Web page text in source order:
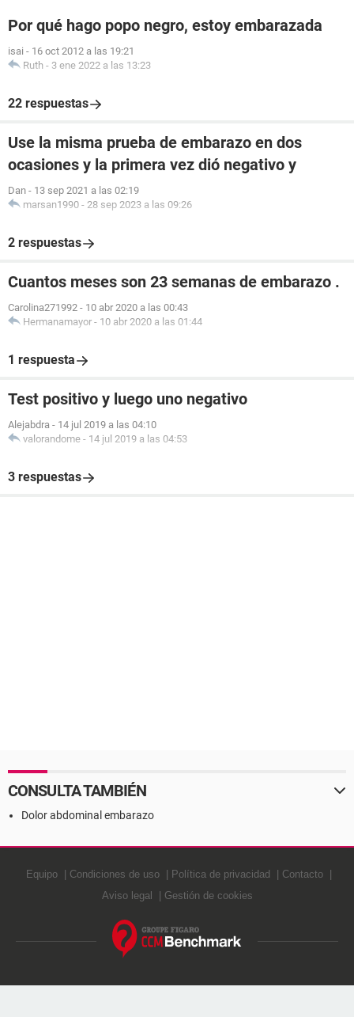
Por qué hago popo negro, estoy embarazada
isai - 16 oct 2012 a las 19:21
Ruth - 3 ene 2022 a las 13:23
22 respuestas
Use la misma prueba de embarazo en dos
ocasiones y la primera vez dió negativo y
Dan - 13 sep 2021 a las 02:19
marsan1990 - 28 sep 2023 a las 09:26
2 respuestas
Cuantos meses son 23 semanas de embarazo .
Carolina271992 - 10 abr 2020 a las 00:43
Hermanamayor - 10 abr 2020 a las 01:44
1 respuesta
Test positivo y luego uno negativo
Alejabdra - 14 jul 2019 a las 04:10
valorandome - 14 jul 2019 a las 04:53
3 respuestas
CONSULTA TAMBIÉN
Dolor abdominal embarazo
Equipo Condiciones de uso Política de privacidad
Contacto
Aviso legal
Gestión de cookies